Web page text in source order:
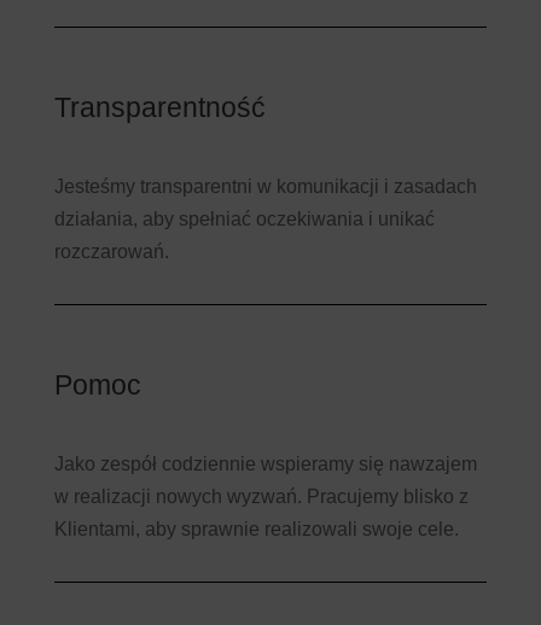
Transparentność
Jesteśmy transparentni w komunikacji i zasadach
działania, aby spełniać oczekiwania i unikać
rozczarowań.
Pomoc
Jako zespół codziennie wspieramy się nawzajem
w realizacji nowych wyzwań. Pracujemy blisko z
Klientami, aby sprawnie realizowali swoje cele.